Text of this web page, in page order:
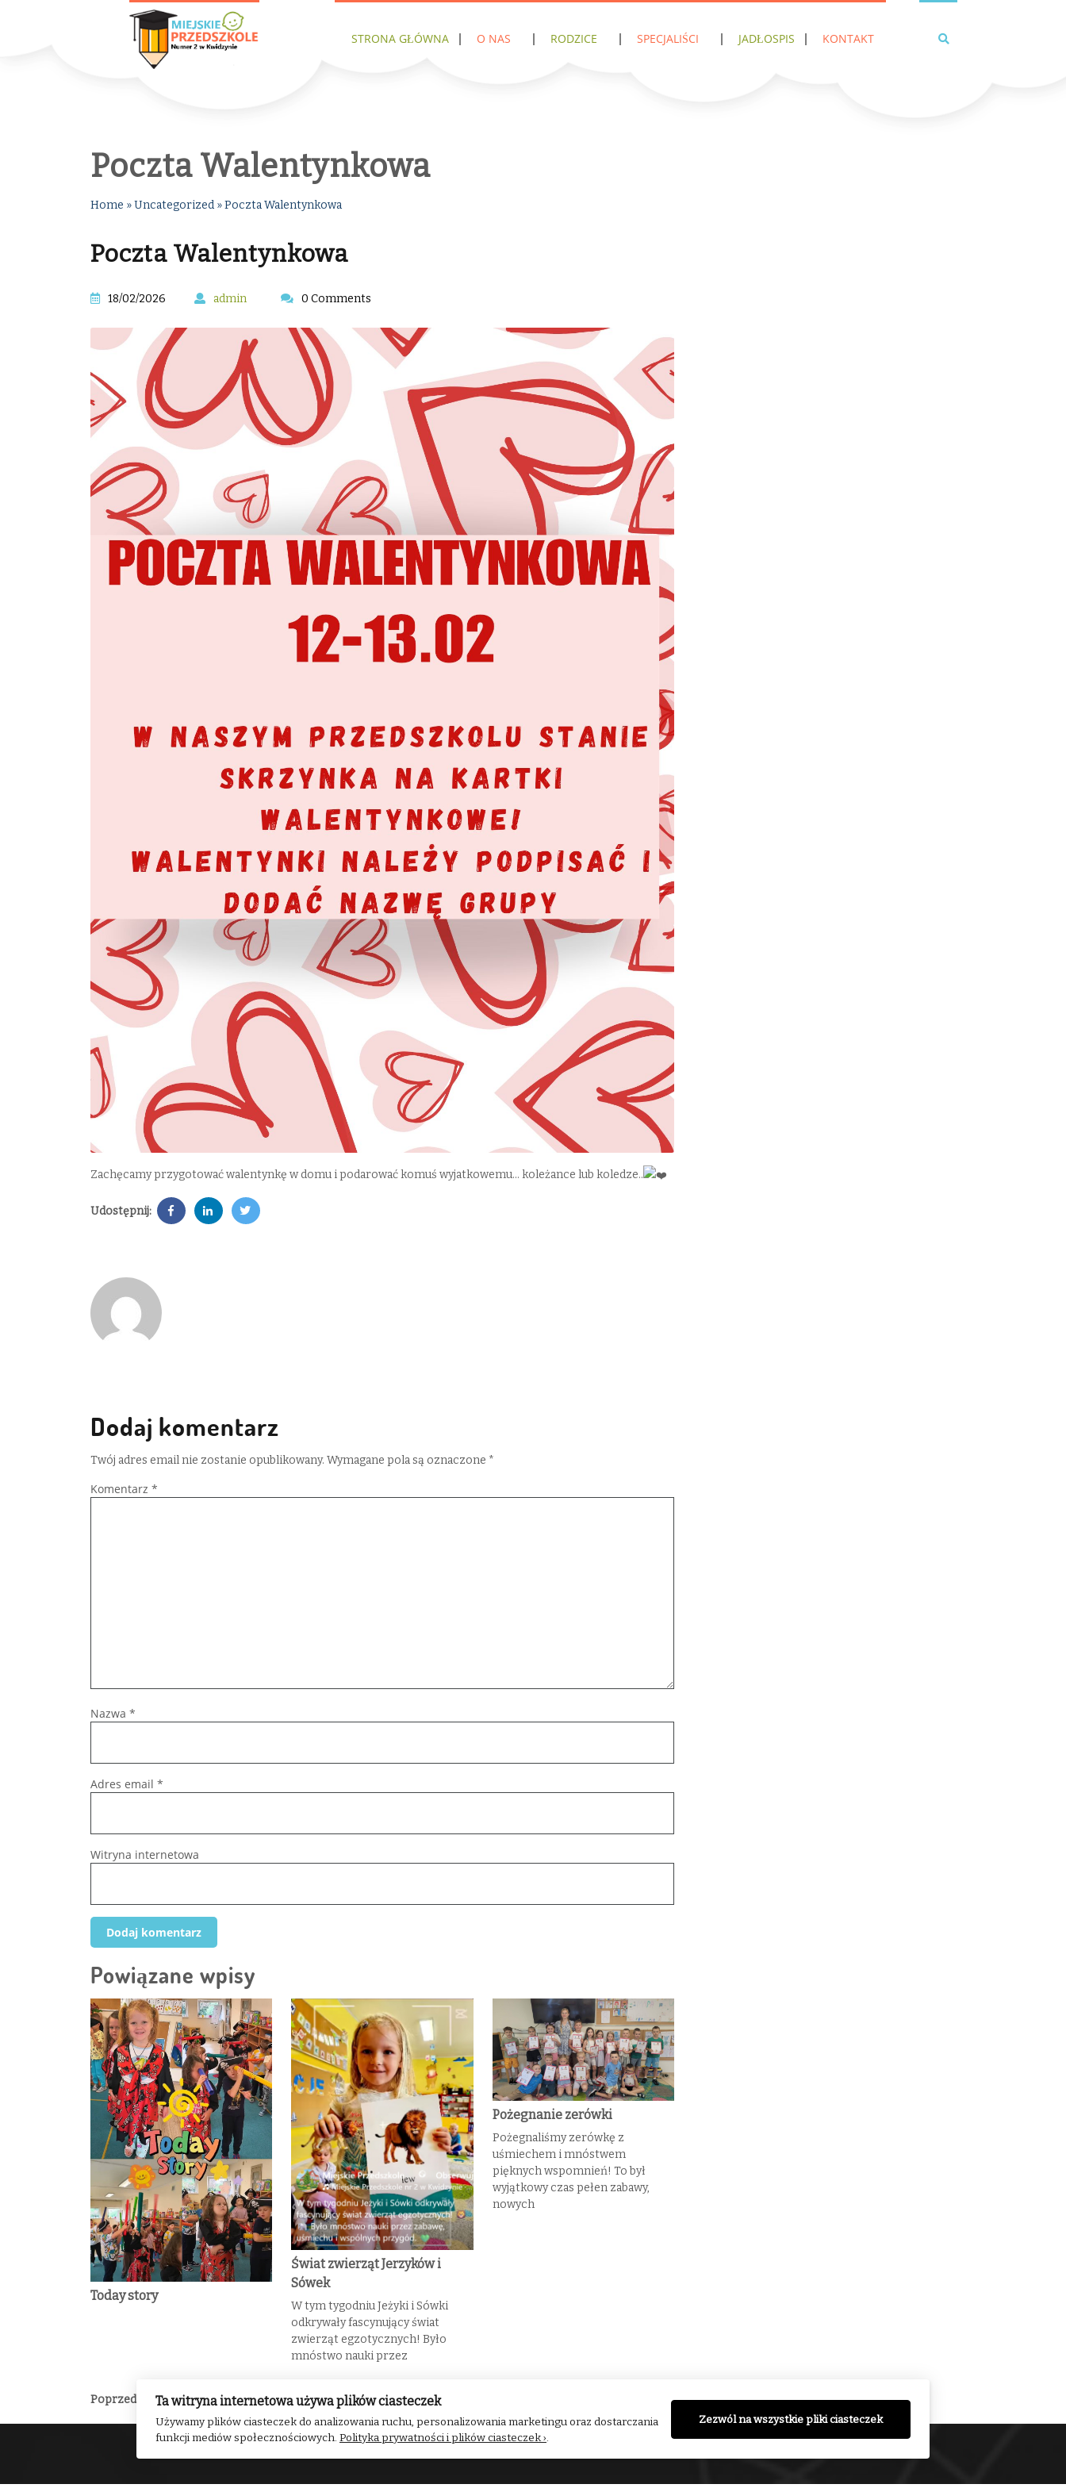
STRONA GŁÓWNA O NAS RODZICE SPECJALIŚCI JADŁOSPIS KONTAKT
Poczta Walentynkowa
Home »Uncategorized »Poczta Walentynkowa
Poczta Walentynkowa
18/02/2026 admin 0 Comments
Zachęcamy przygotować walentynkę w domu i podarować komuś wyjatkowemu… koleżance lub koledze..
Udostępnij:
Dodaj komentarz
Twój adres email nie zostanie opublikowany. Wymagane pola są oznaczone *
Komentarz *
Nazwa *
Adres email *
Witryna internetowa
Powiązane wpisy
Today story
Świat zwierząt Jerzyków i
Sówek
W tym tygodniu Jeżyki i Sówki
odkrywały fascynujący świat
zwierząt egzotycznych! Było
mnóstwo nauki przez
Pożegnanie zerówki
Pożegnaliśmy zerówkę z
uśmiechem i mnóstwem
pięknych wspomnień! To był
wyjątkowy czas pełen zabawy,
nowych
Poprzedni Wakacyjne Pszczółki Następny
Ta witryna internetowa używa plików ciasteczek
Używamy plików ciasteczek do analizowania ruchu, personalizowania marketingu oraz dostarczania
funkcji mediów społecznościowych. Polityka prywatności i plików ciasteczek ›.
Zezwól na wszystkie pliki ciasteczek